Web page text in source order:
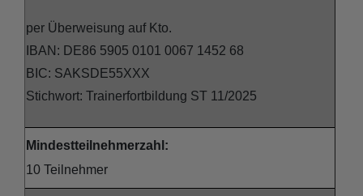
per Überweisung auf Kto.
IBAN: DE86 5905 0101 0067 1452 68
BIC: SAKSDE55XXX
Stichwort: Trainerfortbildung ST 11/2025
Mindestteilnehmerzahl:
10 Teilnehmer